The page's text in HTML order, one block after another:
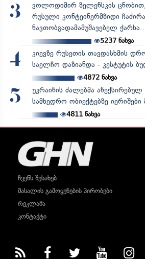
3
ვოლოდიმირ ზელენსკის ცნობით,
რუსული კონტეინერმზიდი
ნავთობგადამამუშავებელ
5237ნახვა
4
კიევზე რუსეთის თავდასხმის
საელჩო დაზიანდა - კესტუტის
4872ნახვა
5
უკრაინის ძალებმა
სამხედრო ობიექტებზე იერიშები
4811ნახვა
ჩვენს შესახებ
მასალის გამოყენების პირობები
რეკლამა
კონტაქტი